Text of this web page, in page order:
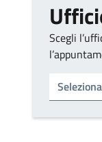
Scegli
Tipo di